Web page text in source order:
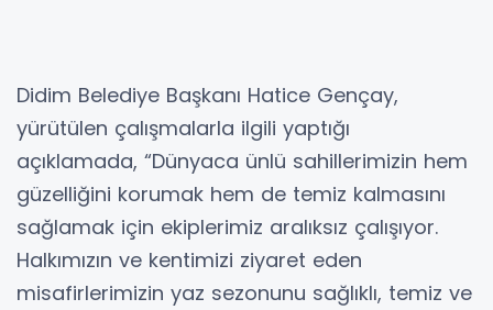
Didim Belediye Başkanı Hatice Gençay,
yürütülen çalışmalarla ilgili yaptığı
açıklamada, “Dünyaca ünlü sahillerimizin hem
güzelliğini korumak hem de temiz kalmasını
sağlamak için ekiplerimiz aralıksız çalışıyor.
Halkımızın ve kentimizi ziyaret eden
misafirlerimizin yaz sezonunu sağlıklı, temiz ve